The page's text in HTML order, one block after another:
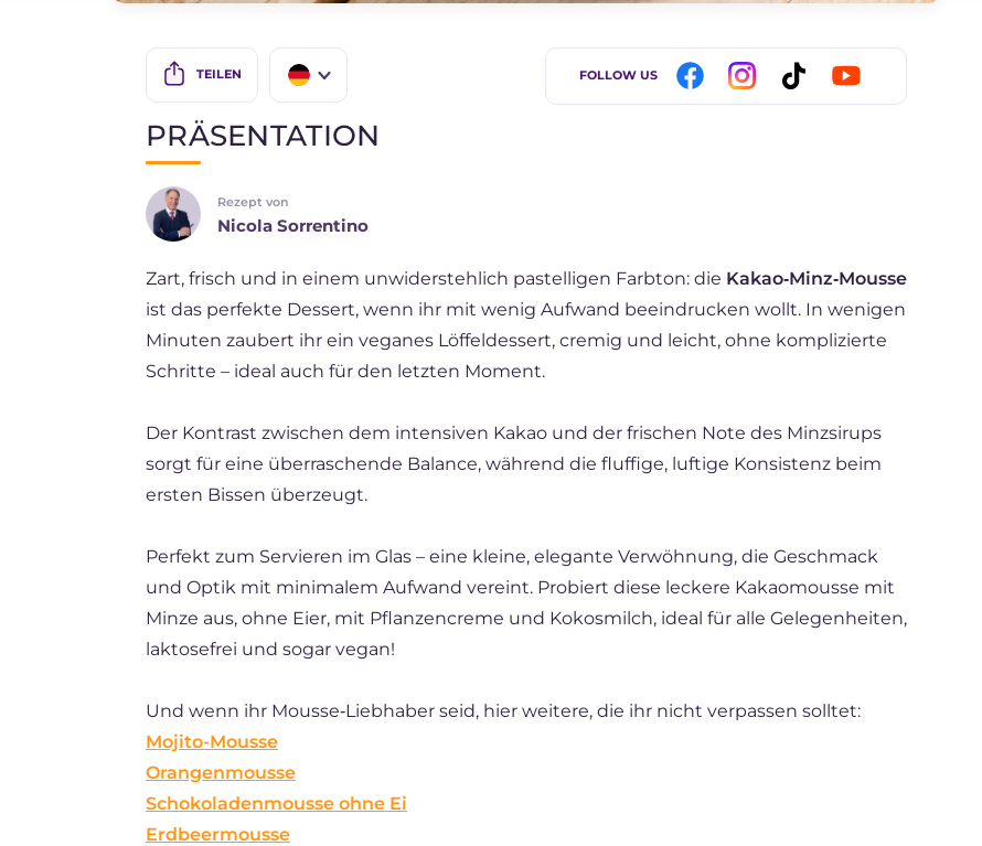
TEILEN
NL
FOLLOW US
PRÄSENTATION
Rezept von
Nicola Sorrentino
Zart, frisch und in einem unwiderstehlich pastelligen Farbton: die Kakao‑Minz‑Mousse
ist das perfekte Dessert, wenn ihr mit wenig Aufwand beeindrucken wollt. In wenigen
Minuten zaubert ihr ein veganes Löffeldessert, cremig und leicht, ohne komplizierte
Schritte – ideal auch für den letzten Moment.
Der Kontrast zwischen dem intensiven Kakao und der frischen Note des Minzsirups
sorgt für eine überraschende Balance, während die fluffige, luftige Konsistenz beim
ersten Bissen überzeugt.
Perfekt zum Servieren im Glas – eine kleine, elegante Verwöhnung, die Geschmack
und Optik mit minimalem Aufwand vereint. Probiert diese leckere Kakaomousse mit
Minze aus, ohne Eier, mit Pflanzencreme und Kokosmilch, ideal für alle Gelegenheiten,
laktosefrei und sogar vegan!
Und wenn ihr Mousse‑Liebhaber seid, hier weitere, die ihr nicht verpassen solltet:
Mojito-Mousse
Orangenmousse
Schokoladenmousse ohne Ei
Erdbeermousse